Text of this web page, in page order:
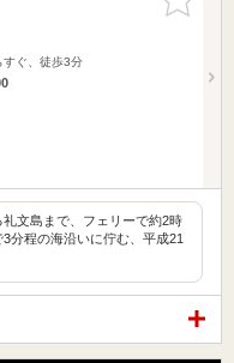
りに追加
すぐ、徒歩3分
文島まで、フェリーで約2時
分程の海沿いに佇む、平成21